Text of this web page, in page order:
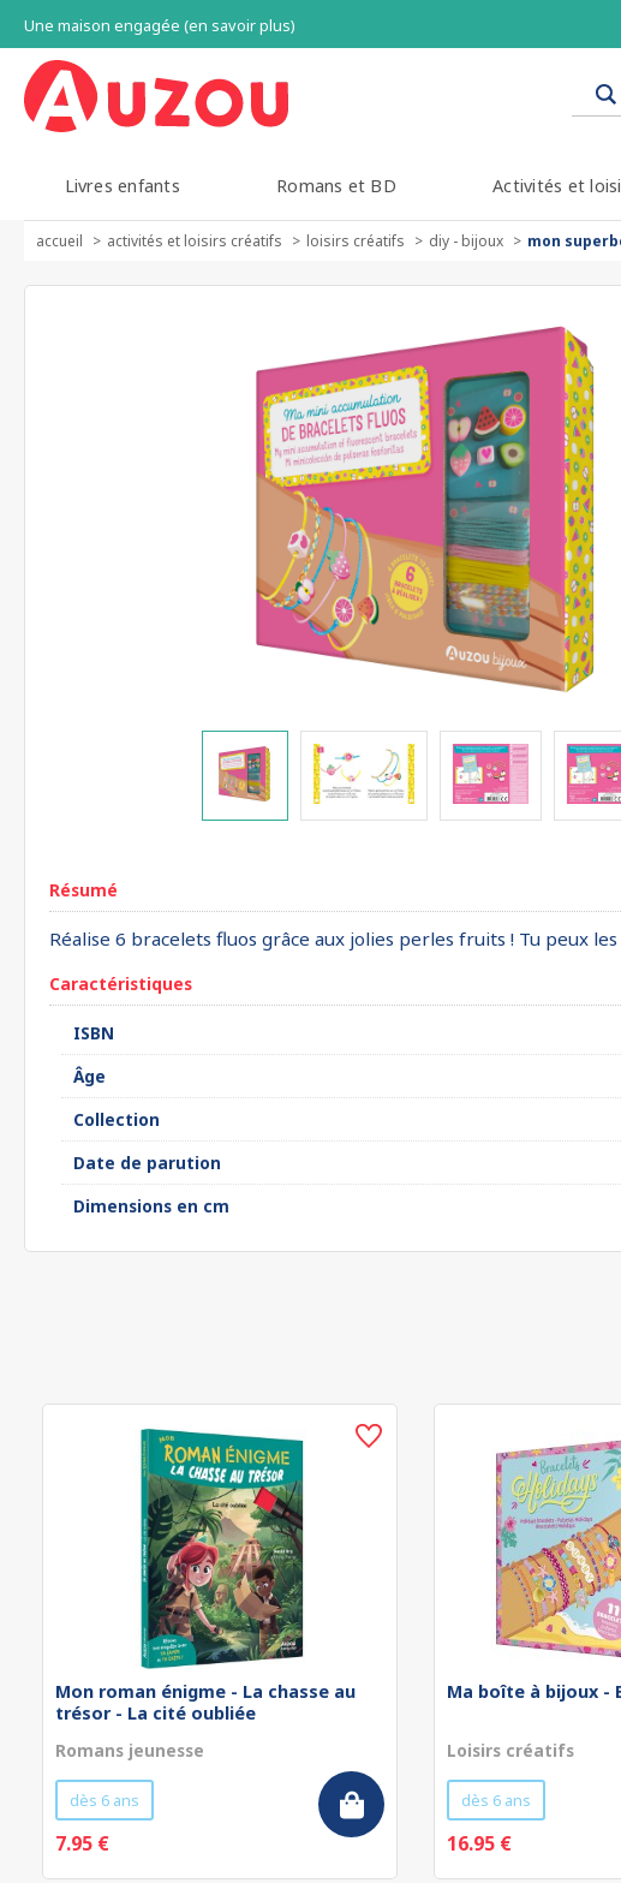
Une maison engagée (en savoir plus)
Livres enfants Romans et BD Activités et
accueil activités et loisirs créatifs loisirs créatifs diy - bijoux mon
Résumé
Réalise 6 bracelets fluos grâce aux jolies perles fruits ! Tu peux
Caractéristiques
ISBN
Âge
Collection
Date de parution
Dimensions en cm
Mon roman énigme - La chasse au
trésor - La cité oubliée
Romans jeunesse
dès 6 ans
7.95 €
Ma boîte à bijoux -
Loisirs créatifs
dès 6 ans
16.95 €